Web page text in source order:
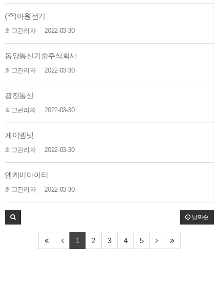
(주)아원전기
최고관리자 2022-03-30
동양통신기술주식회사
최고관리자 2022-03-30
광진통신
최고관리자 2022-03-30
케이엠넷
최고관리자 2022-03-30
엔케이아이티
최고관리자 2022-03-30
날짜순
1 2 3 4 5